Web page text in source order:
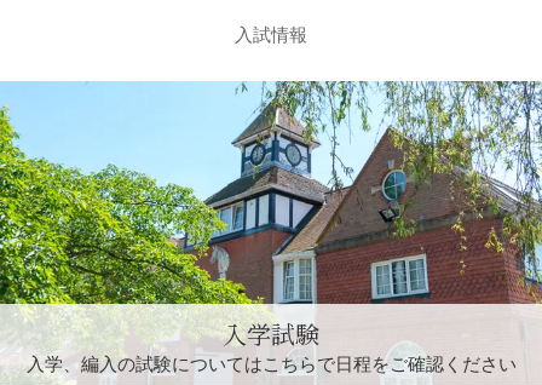
入試情報
入学試験
入学、編入の試験についてはこちらで日程をご確認ください